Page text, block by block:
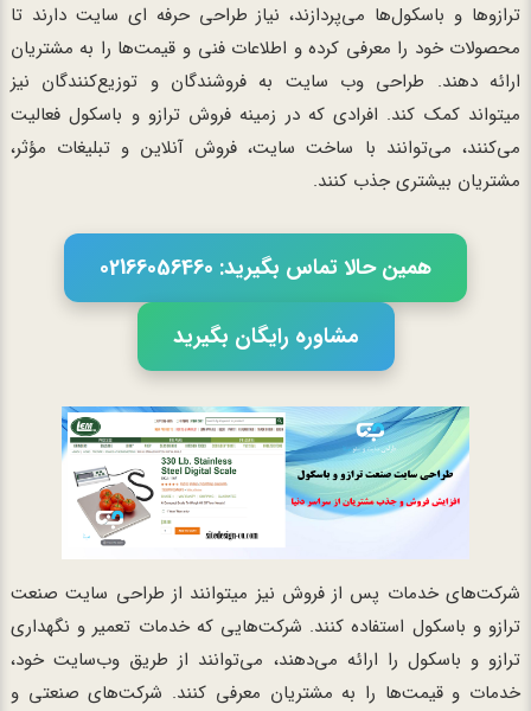
ترازوها و باسکول‌ها می‌پردازند، نیاز طراحی حرفه ای سایت دارند تا
محصولات خود را معرفی کرده و اطلاعات فنی و قیمت‌ها را به مشتریان
ارائه دهند. طراحی وب سایت به فروشندگان و توزیع‌کنندگان نیز
میتواند کمک کند. افرادی که در زمینه فروش ترازو و باسکول فعالیت
می‌کنند، می‌توانند با ساخت سایت، فروش آنلاین و تبلیغات مؤثر،
مشتریان بیشتری جذب کنند.
همین حالا تماس بگیرید: 02166056460
مشاوره رایگان بگیرید
شرکت‌های خدمات پس از فروش نیز میتوانند از طراحی سایت صنعت
ترازو و باسکول استفاده کنند. شرکت‌هایی که خدمات تعمیر و نگهداری
ترازو و باسکول را ارائه می‌دهند، می‌توانند از طریق وب‌سایت خود،
خدمات و قیمت‌ها را به مشتریان معرفی کنند. شرکت‌های صنعتی و